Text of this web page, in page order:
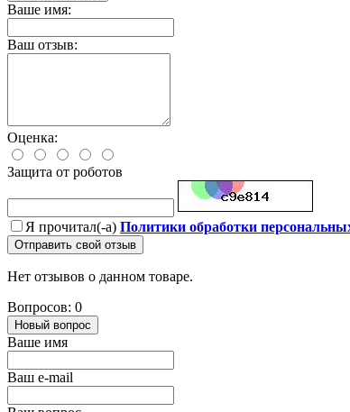
Ваше имя:
Ваш отзыв:
Оценка:
Защита от роботов
Я прочитал(-а) Политики обработки
Отправить свой отзыв
Нет отзывов о данном товаре.
Вопросов: 0
Новый вопрос
Ваше имя
Ваш e-mail